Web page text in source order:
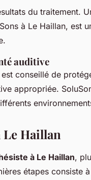
du traitement.
à Le Haillan, est
auditive
conseillé de
appropriée.
Haillan
à Le Haillan,
étapes consiste